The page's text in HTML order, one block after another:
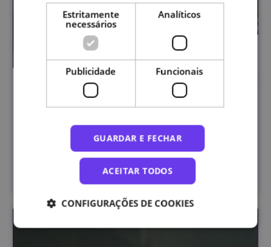
O Mundo em Mudança
Universidade NOVA de Lisboa
INSCRIÇÕES ABERTAS
Estritamente
necessários
Analíticos
Publicidade Funcionais
GUARDAR E FECHAR
ACEITAR TODOS
CONFIGURAÇÕES DE COOKIES